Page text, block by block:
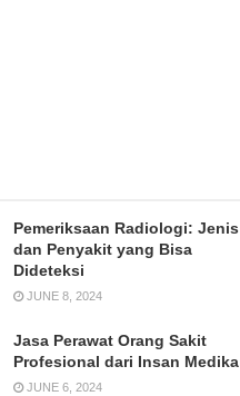
Pemeriksaan Radiologi: Jenis
dan Penyakit yang Bisa
Dideteksi
JUNE 8, 2024
Jasa Perawat Orang Sakit
Profesional dari Insan Medika
JUNE 6, 2024